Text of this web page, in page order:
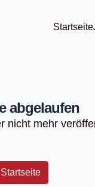
Startseite
abgelaufen
nicht mehr